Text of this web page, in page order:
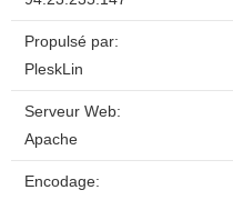
Propulsé par:
PleskLin
Serveur Web:
Apache
Encodage: